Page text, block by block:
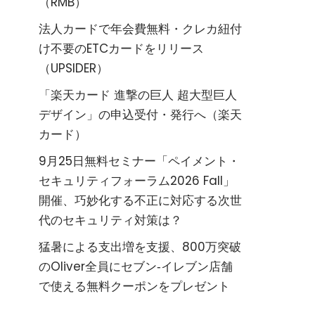
法人カードで年会費無料・クレカ紐付
け不要のETCカードをリリース
（UPSIDER）
「楽天カード 進撃の巨人 超大型巨人
デザイン」の申込受付・発行へ（楽天
カード）
9月25日無料セミナー「ペイメント・
セキュリティフォーラム2026 Fall」
開催、巧妙化する不正に対応する次世
代のセキュリティ対策は？
猛暑による支出増を支援、800万突破
のOliver全員にセブン‐イレブン店舗
で使える無料クーポンをプレゼント